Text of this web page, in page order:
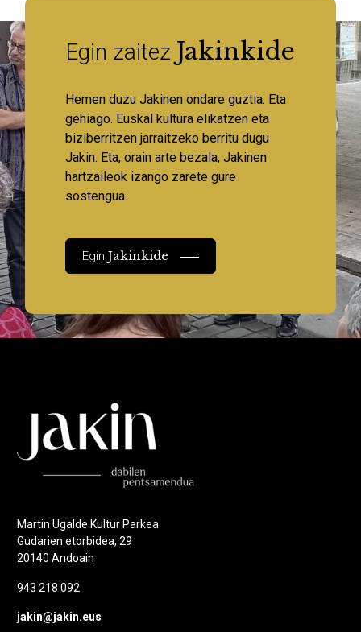
Egin zaitez Jakinkide
Hemen duzu Jakinen ondare guztia. Eta
gehiago. Euskal kultura elikatzen eta
biziberritzen jarraitzeko berritu dugu
Jakin. Eta, orain arte bezala, Jakinen
hartzaileok izango zarete gure
sostengua.
EginJakinkide
Martin Ugalde Kultur Parkea
Gudarien etorbidea, 29
20140 Andoain
943 218 092
jakin@jakin.eus